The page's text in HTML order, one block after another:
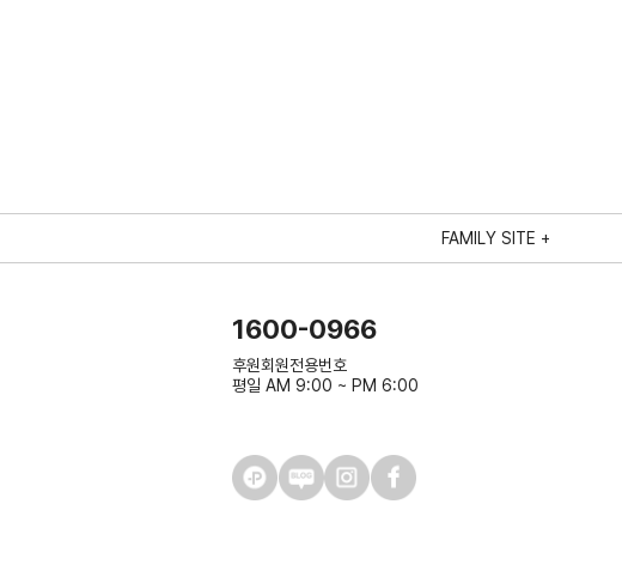
FAMILY SITE +
1600-0966
후원회원전용번호
평일 AM 9:00 ~ PM 6:00